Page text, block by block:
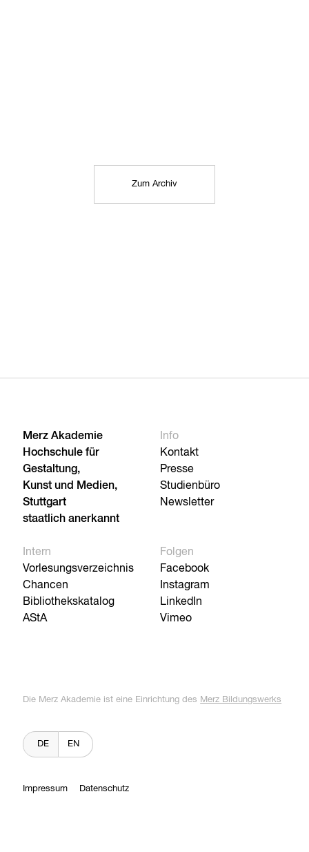
Zum Archiv
Merz Akademie
Hochschule für
Gestaltung,
Kunst und Medien,
Stuttgart
staatlich anerkannt
Info
Kontakt
Presse
Studienbüro
Newsletter
Intern
Vorlesungsverzeichnis
Chancen
Bibliothekskatalog
AStA
Folgen
Facebook
Instagram
LinkedIn
Vimeo
Die Merz Akademie ist eine Einrichtung des Merz Bildungswerks
DE EN
Impressum Datenschutz